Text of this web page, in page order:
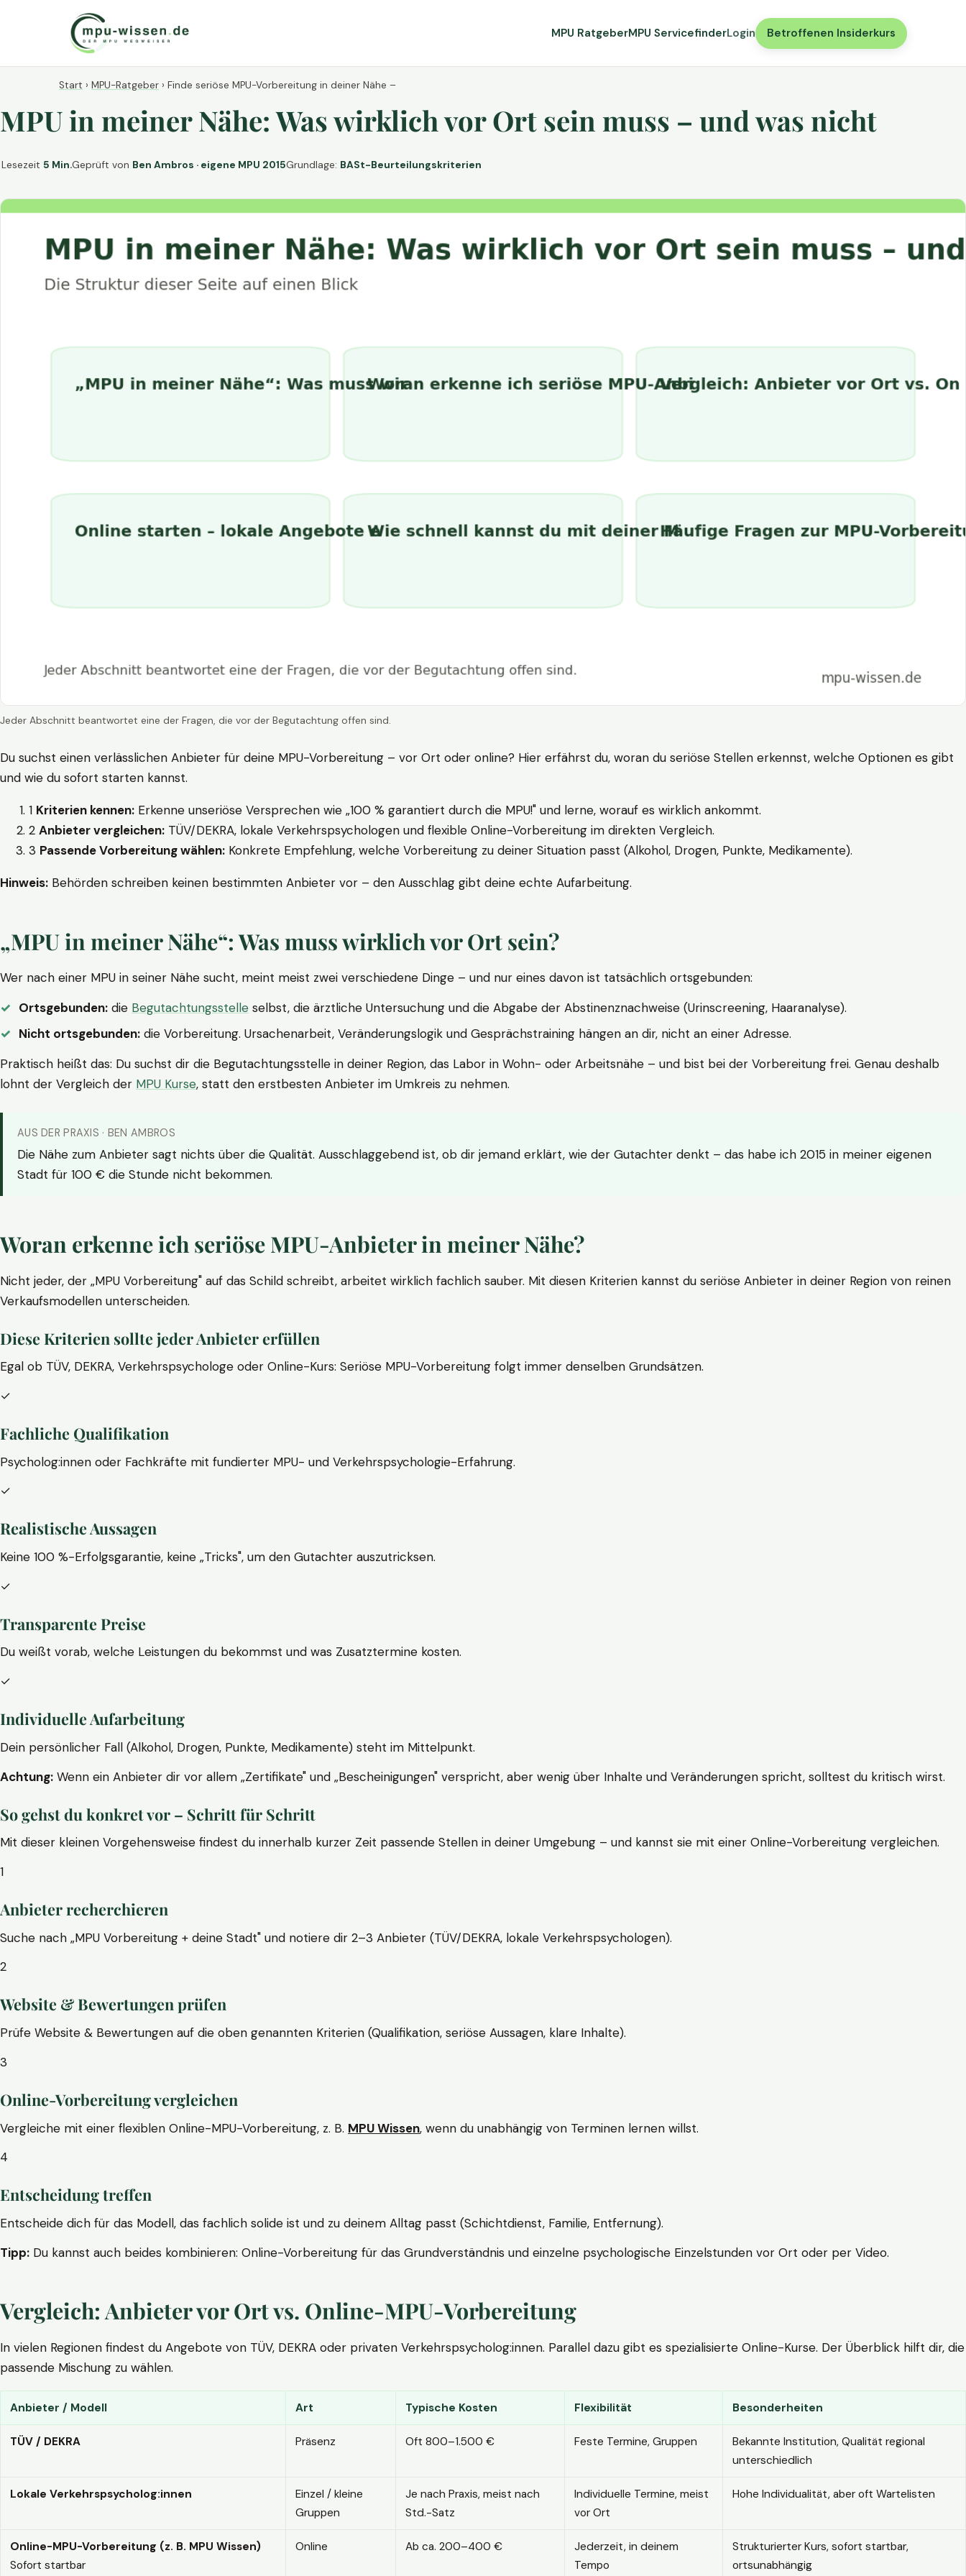
MPU RatgeberMPU ServicefinderLogin Betroffenen Insiderkurs
Start › MPU-Ratgeber › Finde seriöse MPU-Vorbereitung in deiner Nähe –
MPU in meiner Nähe: Was wirklich vor Ort sein muss – und was nicht
Lesezeit 5 Min.Geprüft von Ben Ambros · eigene MPU 2015Grundlage: BASt-Beurteilungskriterien
Jeder Abschnitt beantwortet eine der Fragen, die vor der Begutachtung offen sind.
Du suchst einen verlässlichen Anbieter für deine MPU-Vorbereitung – vor Ort oder online? Hier erfährst du, woran du seriöse Stellen erkennst, welche Optionen es gibt
und wie du sofort starten kannst.
1 Kriterien kennen: Erkenne unseriöse Versprechen wie „100 % garantiert durch die MPU!" und lerne, worauf es wirklich ankommt.
2 Anbieter vergleichen: TÜV/DEKRA, lokale Verkehrspsychologen und flexible Online-Vorbereitung im direkten Vergleich.
3 Passende Vorbereitung wählen: Konkrete Empfehlung, welche Vorbereitung zu deiner Situation passt (Alkohol, Drogen, Punkte, Medikamente).
Hinweis: Behörden schreiben keinen bestimmten Anbieter vor – den Ausschlag gibt deine echte Aufarbeitung.
„MPU in meiner Nähe“: Was muss wirklich vor Ort sein?
Wer nach einer MPU in seiner Nähe sucht, meint meist zwei verschiedene Dinge – und nur eines davon ist tatsächlich ortsgebunden:
Ortsgebunden: die Begutachtungsstelle selbst, die ärztliche Untersuchung und die Abgabe der Abstinenznachweise (Urinscreening, Haaranalyse).
Nicht ortsgebunden: die Vorbereitung. Ursachenarbeit, Veränderungslogik und Gesprächstraining hängen an dir, nicht an einer Adresse.
Praktisch heißt das: Du suchst dir die Begutachtungsstelle in deiner Region, das Labor in Wohn- oder Arbeitsnähe – und bist bei der Vorbereitung frei. Genau deshalb
lohnt der Vergleich der MPU Kurse, statt den erstbesten Anbieter im Umkreis zu nehmen.
AUS DER PRAXIS · BEN AMBROS
Die Nähe zum Anbieter sagt nichts über die Qualität. Ausschlaggebend ist, ob dir jemand erklärt, wie der Gutachter denkt – das habe ich 2015 in meiner eigenen
Stadt für 100 € die Stunde nicht bekommen.
Woran erkenne ich seriöse MPU-Anbieter in meiner Nähe?
Nicht jeder, der „MPU Vorbereitung" auf das Schild schreibt, arbeitet wirklich fachlich sauber. Mit diesen Kriterien kannst du seriöse Anbieter in deiner Region von reinen
Verkaufsmodellen unterscheiden.
Diese Kriterien sollte jeder Anbieter erfüllen
Egal ob TÜV, DEKRA, Verkehrspsychologe oder Online-Kurs: Seriöse MPU-Vorbereitung folgt immer denselben Grundsätzen.
✓
Fachliche Qualifikation
Psycholog:innen oder Fachkräfte mit fundierter MPU- und Verkehrspsychologie-Erfahrung.
✓
Realistische Aussagen
Keine 100 %-Erfolgsgarantie, keine „Tricks", um den Gutachter auszutricksen.
✓
Transparente Preise
Du weißt vorab, welche Leistungen du bekommst und was Zusatztermine kosten.
✓
Individuelle Aufarbeitung
Dein persönlicher Fall (Alkohol, Drogen, Punkte, Medikamente) steht im Mittelpunkt.
Achtung: Wenn ein Anbieter dir vor allem „Zertifikate" und „Bescheinigungen" verspricht, aber wenig über Inhalte und Veränderungen spricht, solltest du kritisch wirst.
So gehst du konkret vor – Schritt für Schritt
Mit dieser kleinen Vorgehensweise findest du innerhalb kurzer Zeit passende Stellen in deiner Umgebung – und kannst sie mit einer Online-Vorbereitung vergleichen.
1
Anbieter recherchieren
Suche nach „MPU Vorbereitung + deine Stadt" und notiere dir 2–3 Anbieter (TÜV/DEKRA, lokale Verkehrspsychologen).
2
Website & Bewertungen prüfen
Prüfe Website & Bewertungen auf die oben genannten Kriterien (Qualifikation, seriöse Aussagen, klare Inhalte).
3
Online-Vorbereitung vergleichen
Vergleiche mit einer flexiblen Online-MPU-Vorbereitung, z. B. MPU Wissen, wenn du unabhängig von Terminen lernen willst.
4
Entscheidung treffen
Entscheide dich für das Modell, das fachlich solide ist und zu deinem Alltag passt (Schichtdienst, Familie, Entfernung).
Tipp: Du kannst auch beides kombinieren: Online-Vorbereitung für das Grundverständnis und einzelne psychologische Einzelstunden vor Ort oder per Video.
Vergleich: Anbieter vor Ort vs. Online-MPU-Vorbereitung
In vielen Regionen findest du Angebote von TÜV, DEKRA oder privaten Verkehrspsycholog:innen. Parallel dazu gibt es spezialisierte Online-Kurse. Der Überblick hilft dir, die
passende Mischung zu wählen.
Anbieter / Modell Art Typische Kosten Flexibilität Besonderheiten
TÜV / DEKRA Präsenz Oft 800–1.500 € Feste Termine, Gruppen
Bekannte Institution, Qualität regional
unterschiedlich
Lokale Verkehrspsycholog:innen
Einzel / kleine
Gruppen
Je nach Praxis, meist nach
Std.-Satz
Individuelle Termine, meist
vor Ort
Hohe Individualität, aber oft Wartelisten
Online-MPU-Vorbereitung (z. B. MPU Wissen)
Sofort startbar
Online Ab ca. 200–400 €
Jederzeit, in deinem
Tempo
Strukturierter Kurs, sofort startbar,
ortsunabhängig